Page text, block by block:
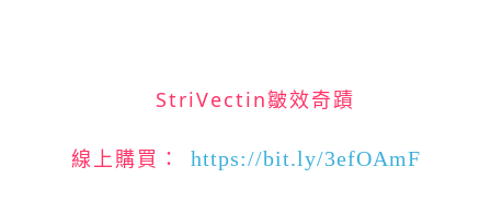
StriVectin皺效奇蹟
線上購買： https://bit.ly/3efOAmF